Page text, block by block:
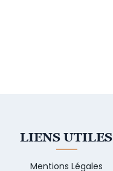
LIENS UTILES
Mentions Légales